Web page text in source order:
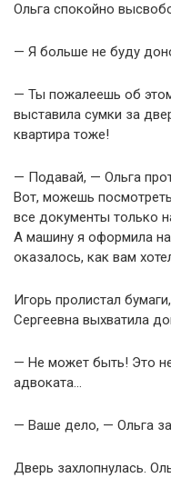
Ольга спокойно
— Я больше не буду
— Ты пожалеешь об
выставила сумки за
квартира тоже!
— Подавай, — Ольга
Вот, можешь
все документы только
А машину я оформила на
оказалось, как вам
Игорь пролистал
Сергеевна выхватила
— Не может быть! Это
адвоката…
— Ваше дело, — Ольга
Дверь захлопнулась.